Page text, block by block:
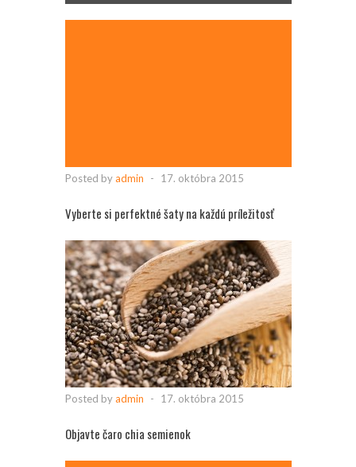
Posted byadmin - 17. októbra 2015
Vyberte si perfektné šaty na každú príležitosť
Posted byadmin - 17. októbra 2015
Objavte čaro chia semienok